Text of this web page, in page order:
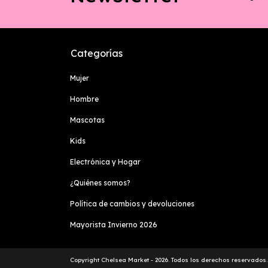
Categorías
Mujer
Hombre
Mascotas
Kids
Electrónica y Hogar
¿Quiénes somos?
Política de cambios y devoluciones
Mayorista Invierno 2026
Copyright Chelsea Market - 2026. Todos los derechos reservados.